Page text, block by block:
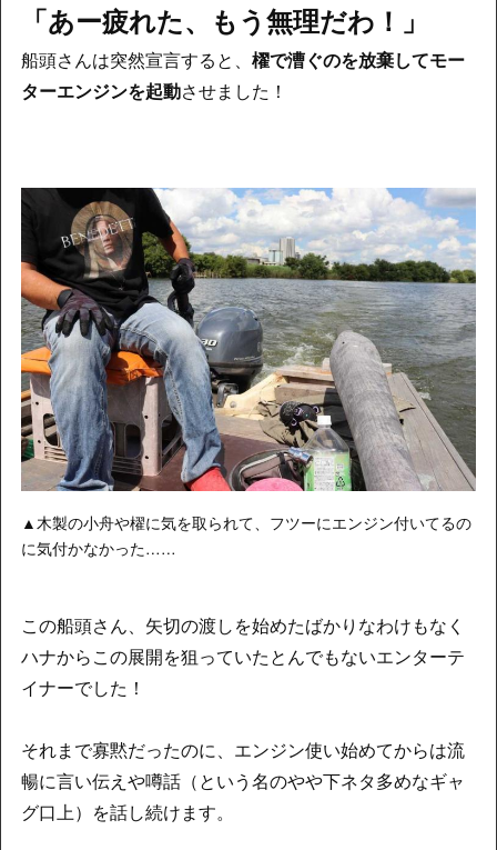
「あー疲れた、もう無理だわ！」
船頭さんは突然宣言すると、 櫂で漕ぐのを放棄してモー
ターエンジンを起動させました！
▲木製の小舟や櫂に気を取られて、フツーにエンジン付いてるの
に気付かなかった……
この船頭さん、矢切の渡しを始めたばかりなわけもなく
ハナからこの展開を狙っていたとんでもないエンターテ
イナーでした！
それまで寡黙だったのに、エンジン使い始めてからは流
暢に言い伝えや噂話（という名のやや下ネタ多めなギャ
グ口上）を話し続けます。